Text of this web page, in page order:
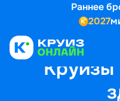
Раннее
2027